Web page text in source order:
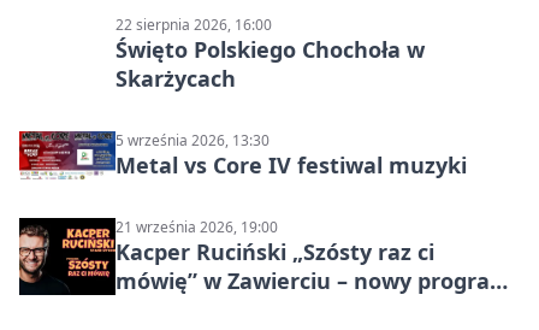
22 sierpnia 2026, 16:00
Święto Polskiego Chochoła w
Skarżycach
5 września 2026, 13:30
Metal vs Core IV festiwal muzyki
21 września 2026, 19:00
Kacper Ruciński „Szósty raz ci
mówię” w Zawierciu – nowy program